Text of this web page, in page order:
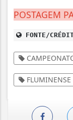
POSTAGEM
FONTE/
FLUMINENSE